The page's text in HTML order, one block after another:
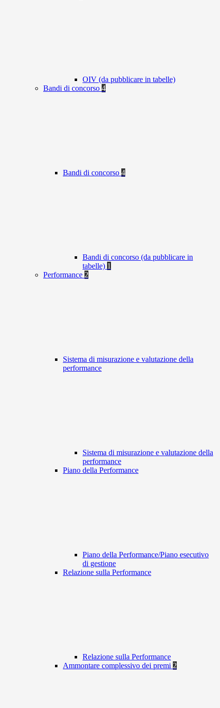
OIV (da pubblicare in tabelle)
Bandi di concorso 4
Bandi di concorso 4
Bandi di concorso (da pubblicare in
tabelle) 1
Performance 2
Sistema di misurazione e valutazione della
performance
Sistema di misurazione e valutazione della
performance
Piano della Performance
Piano della Performance/Piano esecutivo
di gestione
Relazione sulla Performance
Relazione sulla Performance
Ammontare complessivo dei premi 2